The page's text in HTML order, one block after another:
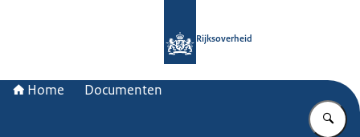
Rijksoverheid
Home Documenten